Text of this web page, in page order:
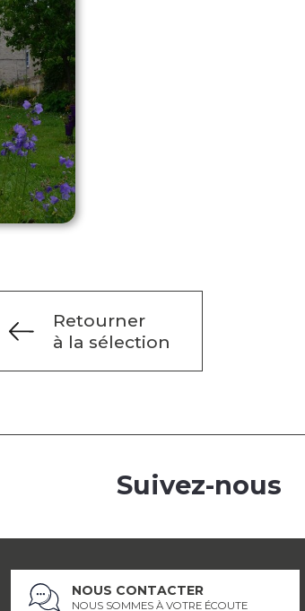
Retourner
à la sélection
Suivez-nous
NOUS CONTACTER
NOUS SOMMES À VOTRE ÉCOUTE